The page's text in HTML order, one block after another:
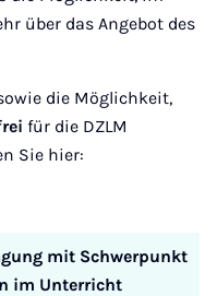
über das Angebot des
die Möglichkeit,
für die DZLM
Sie hier:
mit Schwerpunkt
im Unterricht